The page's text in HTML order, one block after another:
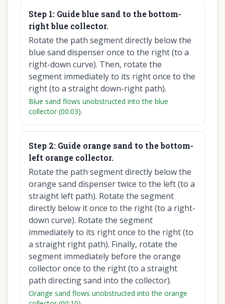
Step 1: Guide blue sand to the bottom-
right blue collector.
Rotate the path segment directly below the
blue sand dispenser once to the right (to a
right-down curve). Then, rotate the
segment immediately to its right once to the
right (to a straight down-right path).
Blue sand flows unobstructed into the blue
collector (00:03).
Step 2: Guide orange sand to the bottom-
left orange collector.
Rotate the path segment directly below the
orange sand dispenser twice to the left (to a
straight left path). Rotate the segment
directly below it once to the right (to a right-
down curve). Rotate the segment
immediately to its right once to the right (to
a straight right path). Finally, rotate the
segment immediately before the orange
collector once to the right (to a straight
path directing sand into the collector).
Orange sand flows unobstructed into the orange